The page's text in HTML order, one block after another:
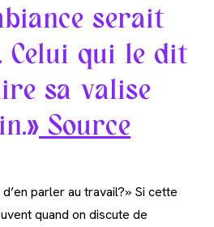
serait
Celui qui le dit
sa valise
Source
parler au travail?» Si cette
quand on discute de